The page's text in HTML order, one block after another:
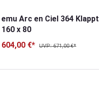
emu Arc en Ciel 364
160 x 80
604,00 €*
UVP: 671,00 €*